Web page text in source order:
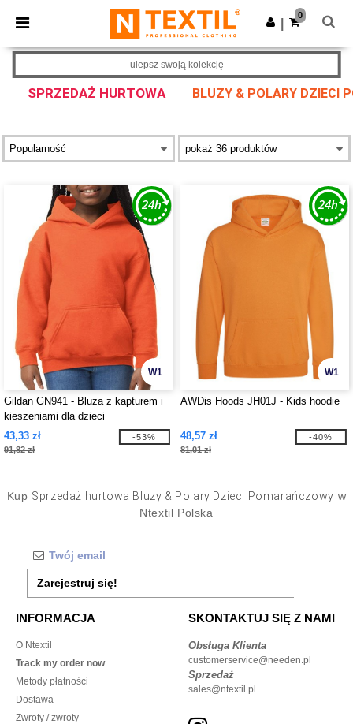
× Aplikacja Ntextil
Lepsze ceny w aplikacji!
Pobierz app
0
SPRZEDAŻ HURTOWA BLUZY & POLARY DZIECI
ulepsz swoją kolekcję
W1
Gildan GN941 - Bluza z kapturem i
kieszeniami dla dzieci
43,33 zł
91,82 zł
-53%
W1
AWDis Hoods JH01J - Kids hoodie
48,57 zł
81,01 zł
-40%
Kup Sprzedaż hurtowa Bluzy & Polary Dzieci Pomarańczowy w
Ntextil Polska
Zarejestruj się!
INFORMACJA
O Ntextil
Track my order now
Metody płatności
Dostawa
Zwroty / zwroty
SKONTAKTUJ SIĘ Z NAMI
Obsługa Klienta
customerservice@needen.pl
Sprzedaż
sales@ntextil.pl